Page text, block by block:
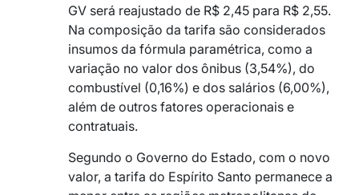
GV será reajustado de R$ 2,45 para R$ 2,55.
Na composição da tarifa são considerados
insumos da fórmula paramétrica, como a
variação no valor dos ônibus (3,54%), do
combustível (0,16%) e dos salários (6,00%),
além de outros fatores operacionais e
contratuais.
Segundo o Governo do Estado, com o novo
valor, a tarifa do Espírito Santo permanece a